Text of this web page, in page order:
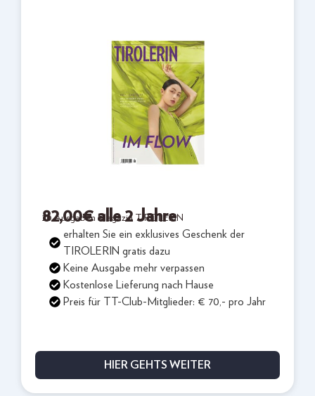
82,00€ alle 2 Jahre
20 Ausgaben Magazin TIROLERIN
erhalten Sie ein exklusives Geschenk der
TIROLERIN gratis dazu
Keine Ausgabe mehr verpassen
Kostenlose Lieferung nach Hause
Preis für TT-Club-Mitglieder: € 70,- pro Jahr
HIER GEHTS WEITER